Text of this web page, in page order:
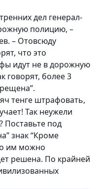
дел генерал-
полицию, –
– Отовсюду
что это
идут не в дорожную
говорят, более 3
тенге штрафовать,
Так неужели
Поставьте под
знак “Кроме
им можно
решена. По крайней